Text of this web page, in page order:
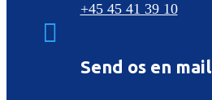
+45 45 41 39 10

Send os en mail